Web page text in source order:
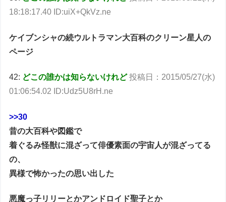
18:18:17.40 ID:uiX+QkVz.ne
ケイブンシャの続ウルトラマン大百科のクリーン星人の
ページ
42: どこの誰かは知らないけれど 投稿日：2015/05/27(水)
01:06:54.02 ID:Udz5U8rH.ne
>>30
昔の大百科や図鑑で
着ぐるみ怪獣に混ざって俳優素面の宇宙人が混ざってる
の、
異様で怖かったの思い出した
悪魔っ子リリーとかアンドロイド聖子とか